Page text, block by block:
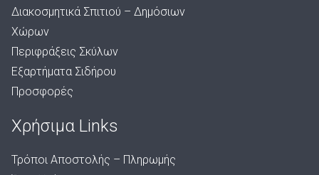
Διακοσμητικά Σπιτιού – Δημόσιων
Χώρων
Περιφράξεις Σκύλων
Εξαρτήματα Σιδήρου
Προσφορές
Χρήσιμα Links
Τρόποι Αποστολής – Πληρωμής